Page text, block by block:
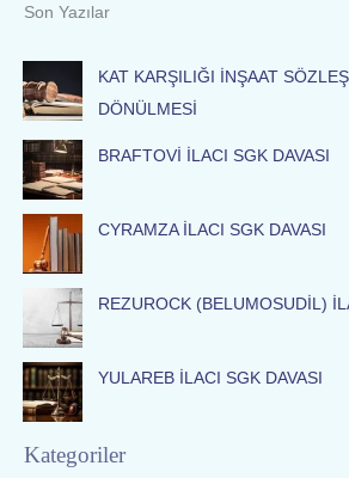
c
h
f
o
r
:
Son Yazılar
KAT KARŞILIĞI İNŞAAT
DÖNÜLMESİ
BRAFTOVİ İLACI SGK DAVASI
CYRAMZA İLACI SGK DAVASI
REZUROCK (BELUMOSUDİL)
YULAREB İLACI SGK DAVASI
Kategoriler